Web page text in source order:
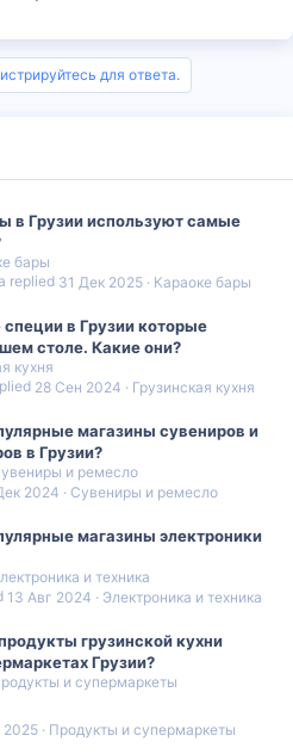
для ответа.
в Грузии используют самые
бары
Караоке бары
31 Дек 2025
в Грузии которые
столе. Какие они?
кухня
Грузинская кухня
28 Сен 2024
магазины сувениров и
в Грузии?
и ремесло
Сувениры и ремесло
2024
магазины электроники
и техника
Электроника и техника
13 Авг 2024
грузинской кухни
Грузии?
и супермаркеты
Продукты и супермаркеты